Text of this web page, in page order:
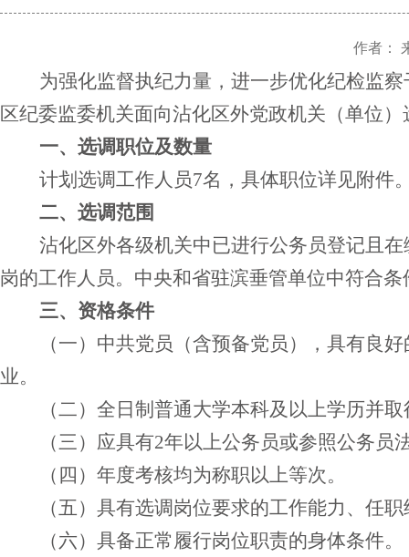
作者：
为强化监督执纪力量，进一步优化纪检监
区纪委监委机关面向沾化区外党政机关（单位
一、选调职位及数量
计划选调工作人员7名，具体职位详见附件
二、选调范围
沾化区外各级机关中已进行公务员登记且
岗的工作人员。中央和省驻滨垂管单位中符合
三、资格条件
（一）中共党员（含预备党员），具有良
业。
（二）全日制普通大学本科及以上学历并
（三）应具有2年以上公务员或参照公务员
（四）年度考核均为称职以上等次。
（五）具有选调岗位要求的工作能力、任
（六）具备正常履行岗位职责的身体条件。